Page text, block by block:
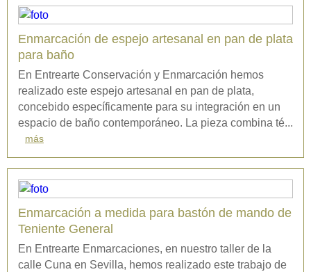
Enmarcación de espejo artesanal en pan de plata
para baño
En Entrearte Conservación y Enmarcación hemos
realizado este espejo artesanal en pan de plata,
concebido específicamente para su integración en un
espacio de baño contemporáneo. La pieza combina té...
más
Enmarcación a medida para bastón de mando de
Teniente General
En Entrearte Enmarcaciones, en nuestro taller de la
calle Cuna en Sevilla, hemos realizado este trabajo de